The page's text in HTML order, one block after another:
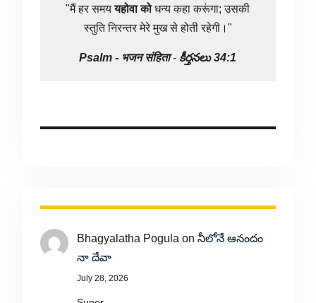
"मैं हर समययहोवा कोधन्य कहा करूंगा; उसकी
स्तुति निरन्तर मेरे मुख से होती रहेगी।"
Psalm - भजन संहिता- కీర్తనలు 34:1
Bhagyalatha Pogula on నీలోనే ఆనందం
నా దేవా
July 28, 2026